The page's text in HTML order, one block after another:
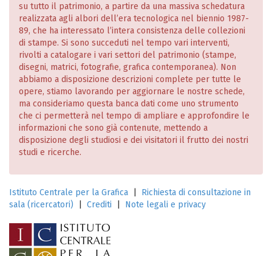
su tutto il patrimonio, a partire da una massiva schedatura
realizzata agli albori dell’era tecnologica nel biennio 1987-
89, che ha interessato l’intera consistenza delle collezioni
di stampe. Si sono succeduti nel tempo vari interventi,
rivolti a catalogare i vari settori del patrimonio (stampe,
disegni, matrici, fotografie, grafica contemporanea). Non
abbiamo a disposizione descrizioni complete per tutte le
opere, stiamo lavorando per aggiornare le nostre schede,
ma consideriamo questa banca dati come uno strumento
che ci permetterà nel tempo di ampliare e approfondire le
informazioni che sono già contenute, mettendo a
disposizione degli studiosi e dei visitatori il frutto dei nostri
studi e ricerche.
Istituto Centrale per la Grafica
Richiesta di consultazione in
sala (ricercatori)
Crediti Note legali e privacy